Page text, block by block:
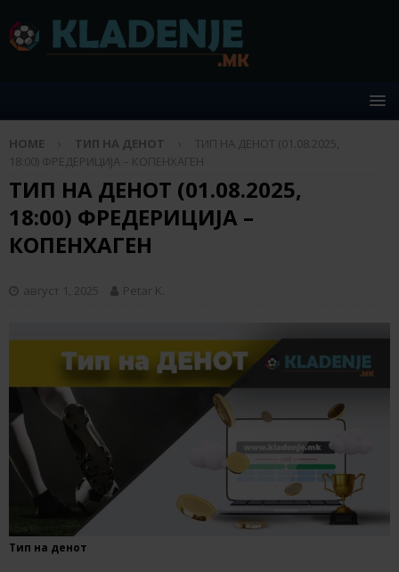
HOME ТИП НА ДЕНОТ
ТИП НА ДЕНОТ (01.08.2025,
18:00) ФРЕДЕРИЦИЈА – КОПЕНХАГЕН
ТИП НА ДЕНОТ (01.08.2025,
18:00) ФРЕДЕРИЦИЈА –
КОПЕНХАГЕН
август 1, 2025 Petar K.
Тип на денот